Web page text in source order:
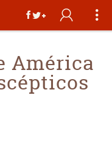
América